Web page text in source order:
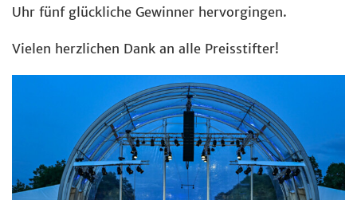
Uhr fünf glückliche Gewinner hervorgingen.
Vielen herzlichen Dank an alle Preisstifter!